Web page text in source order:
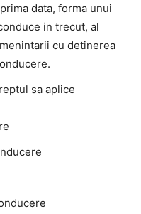
data, forma unui
in trecut, al
cu detinerea
sa aplice